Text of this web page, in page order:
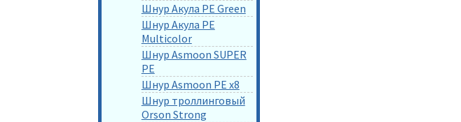
Шнур Акула PE Green
Шнур Акула PE
Multicolor
Шнур Asmoon SUPER
PE
Шнур Asmoon PE x8
Шнур троллинговый
Orson Strong